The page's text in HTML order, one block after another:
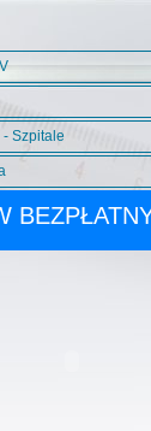
- Szpitale